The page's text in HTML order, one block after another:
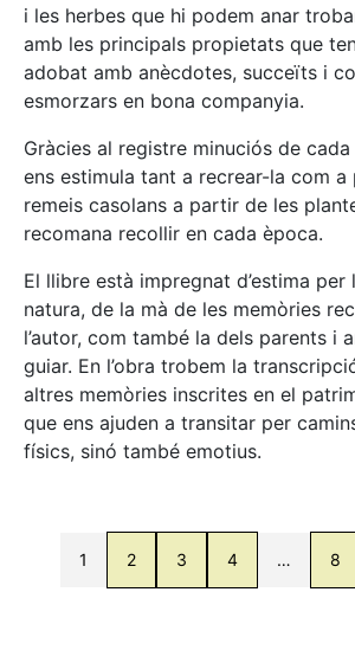
i les herbes que hi podem anar
amb les principals propietats que
adobat amb anècdotes, succeïts i
esmorzars en bona companyia.
Gràcies al registre minuciós de cada
ens estimula tant a recrear-la com a
remeis casolans a partir de les
recomana recollir en cada època.
El llibre està impregnat d’estima
natura, de la mà de les memòries
l’autor, com també la dels parents i
guiar. En l’obra trobem la
altres memòries inscrites en el
que ens ajuden a transitar per
físics, sinó també emotius.
1 2 3 4 … 8